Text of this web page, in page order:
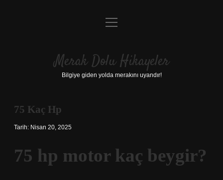
Anasayfa
Yasal Uyarı
menüyü
Merak Dolu Hikayeler
Bilgiye giden yolda merakını uyandır!
75 Kaç Hp
Tarih: Nisan 20, 2025
75 hp motor kaç beygir?